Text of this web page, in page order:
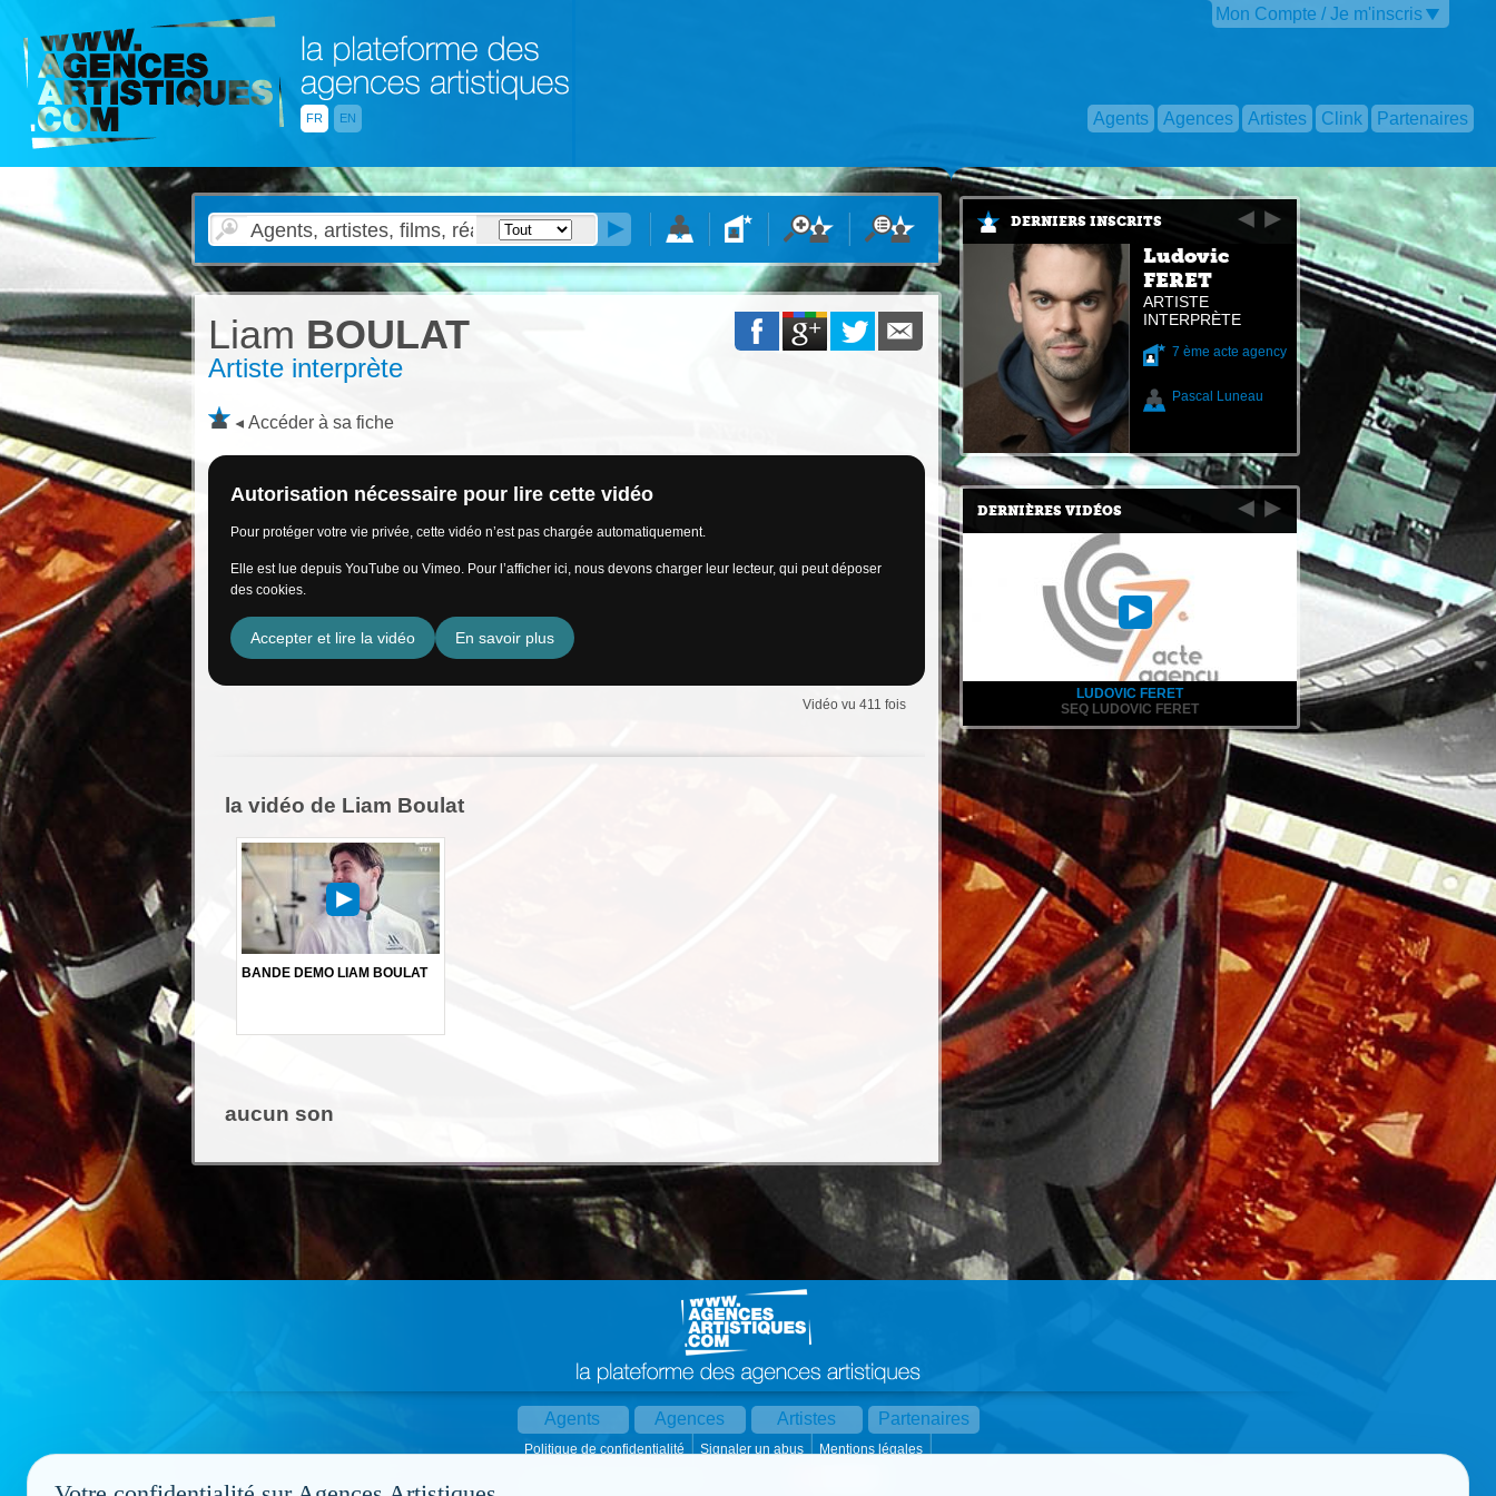
FR EN
Mon Compte / Je m'inscris
Agents Agences Artistes Clink Partenaires
Liam BOULAT
Artiste interprète
Accéder à sa fiche
Autorisation nécessaire pour lire cette vidéo
Pour protéger votre vie privée, cette vidéo n’est pas chargée automatiquement.
Elle est lue depuis YouTube ou Vimeo. Pour l’afficher ici, nous devons charger leur lecteur, qui peut déposer
des cookies.
Accepter et lire la vidéo En savoir plus
Vidéo vu 411 fois
la vidéo de Liam Boulat
BANDE DEMO LIAM BOULAT
aucun son
DERNIERS INSCRITS
Ludovic
FERET
ARTISTE
INTERPRÈTE
7 ème acte agency
Pascal Luneau
DERNIÈRES VIDÉOS
LUDOVIC FERET
SEQ LUDOVIC FERET
Agents Agences Artistes Partenaires
Politique de confidentialité Signaler un abus
Mentions légales